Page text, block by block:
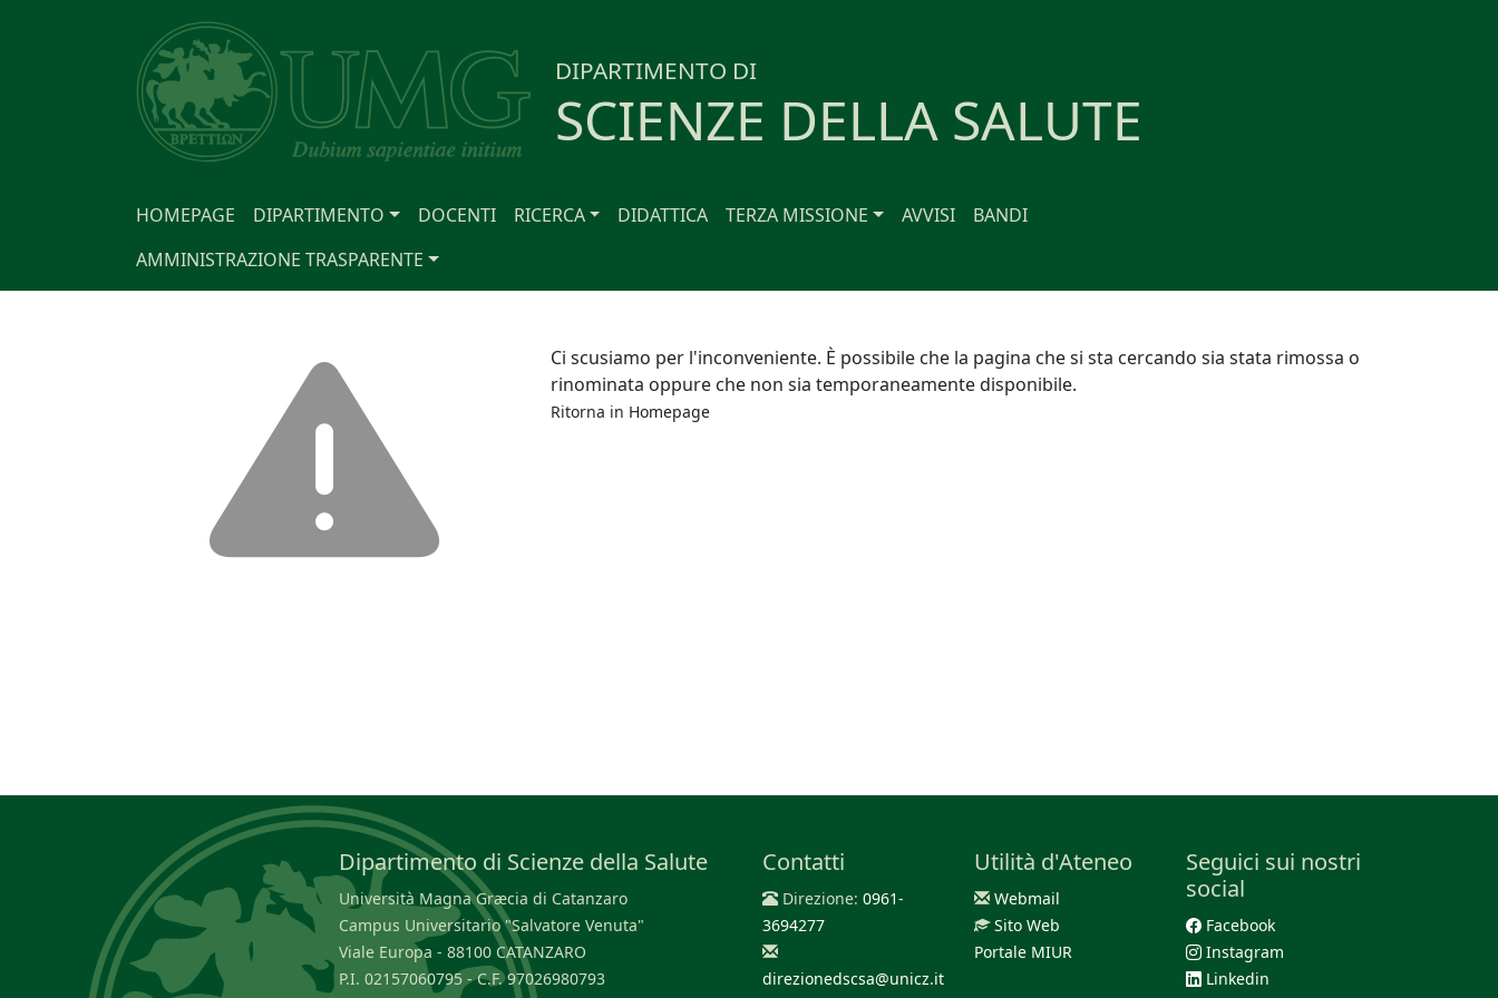
DIPARTIMENTO DI
SCIENZE DELLA SALUTE
HOMEPAGE DIPARTIMENTO DOCENTI RICERCA DIDATTICA TERZA MISSIONE AVVISI
BANDI
AMMINISTRAZIONE TRASPARENTE
Ci scusiamo per l'inconveniente. È possibile che la pagina che si sta cercando sia stata rimossa o
rinominata oppure che non sia temporaneamente disponibile.
Ritorna in Homepage
Dipartimento di Scienze della Salute
Università Magna Græcia di Catanzaro
Campus Universitario "Salvatore Venuta"
Viale Europa - 88100 CATANZARO
P.I. 02157060795 - C.F. 97026980793
Contatti
Direzione: 0961-
3694277
direzionedscsa@unicz.it
Utilità d'Ateneo
Webmail
Sito Web
Portale MIUR
Seguici sui nostri
social
Facebook
Instagram
Linkedin